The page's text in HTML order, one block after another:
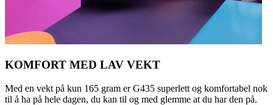
KOMFORT MED LAV VEKT
Med en vekt på kun 165 gram er G435 superlett og komfortabel nok
til å ha på hele dagen, du kan til og med glemme at du har den på.